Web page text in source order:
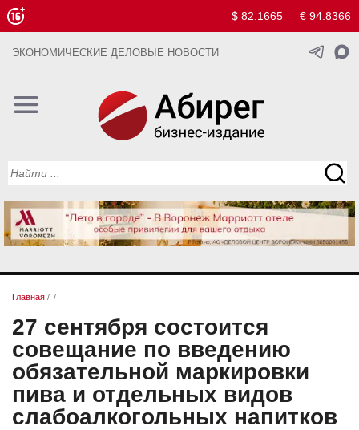
$ 82.1665 € 94.8366
ЭКОНОМИЧЕСКИЕ ДЕЛОВЫЕ НОВОСТИ
Главная / /
27 сентября состоится
совещание по введению
обязательной маркировки
пива и отдельных видов
слабоалкогольных напитков